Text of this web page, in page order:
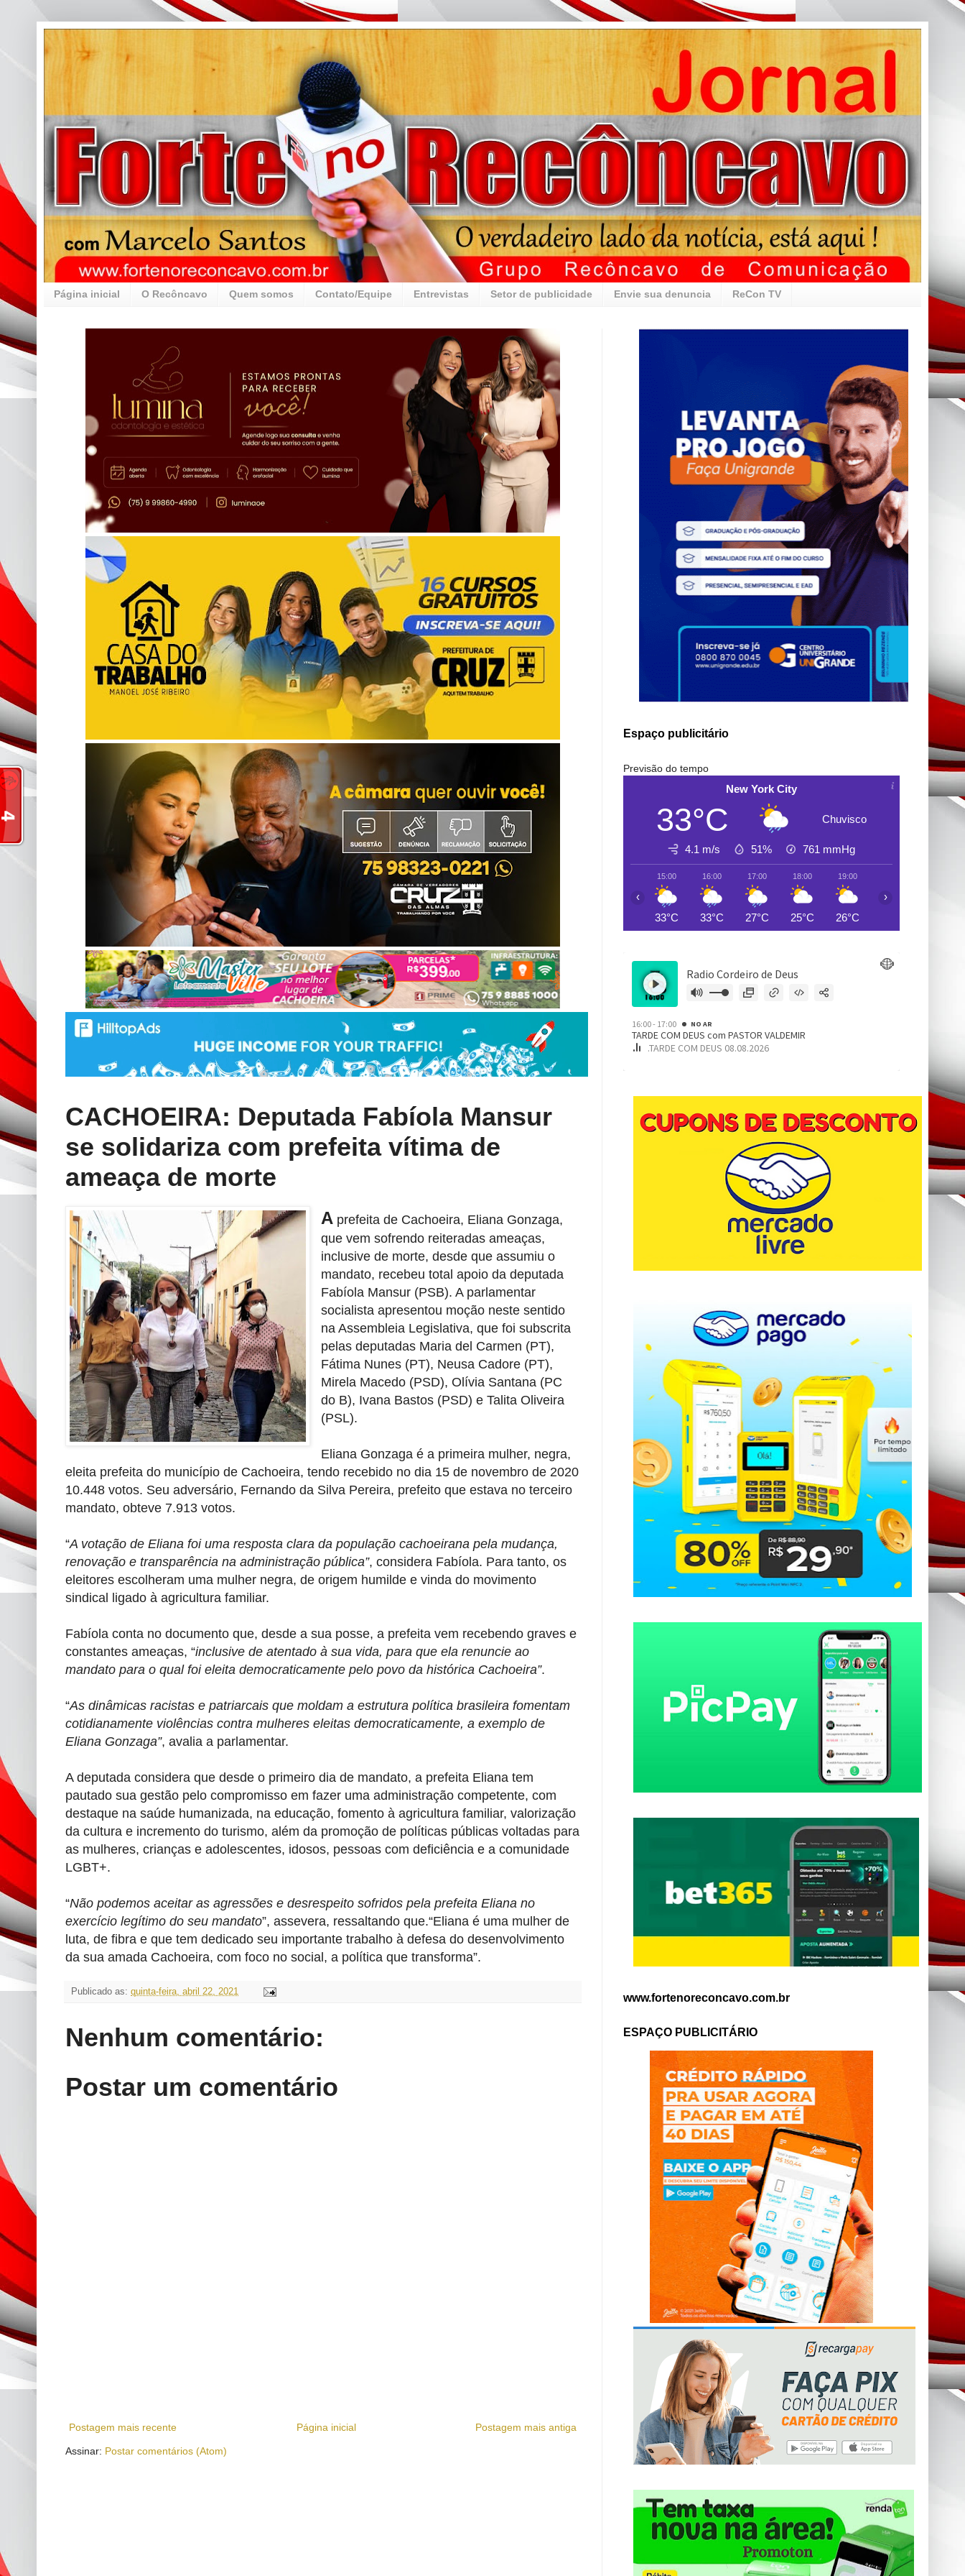
Página inicial O Recôncavo Quem somos Contato/Equipe Entrevistas Setor de publicidade Envie sua denuncia ReCon TV
CACHOEIRA: Deputada Fabíola Mansur
se solidariza com prefeita vítima de
ameaça de morte
A prefeita de Cachoeira, Eliana Gonzaga,
que vem sofrendo reiteradas ameaças,
inclusive de morte, desde que assumiu o
mandato, recebeu total apoio da deputada
Fabíola Mansur (PSB). A parlamentar
socialista apresentou moção neste sentido
na Assembleia Legislativa, que foi subscrita
pelas deputadas Maria del Carmen (PT),
Fátima Nunes (PT), Neusa Cadore (PT),
Mirela Macedo (PSD), Olívia Santana (PC
do B), Ivana Bastos (PSD) e Talita Oliveira
(PSL).
Eliana Gonzaga é a primeira mulher, negra,
eleita prefeita do município de Cachoeira, tendo recebido no dia 15 de novembro de 2020
10.448 votos. Seu adversário, Fernando da Silva Pereira, prefeito que estava no terceiro
mandato, obteve 7.913 votos.
“A votação de Eliana foi uma resposta clara da população cachoeirana pela mudança,
renovação e transparência na administração pública”, considera Fabíola. Para tanto, os
eleitores escolheram uma mulher negra, de origem humilde e vinda do movimento
sindical ligado à agricultura familiar.
Fabíola conta no documento que, desde a sua posse, a prefeita vem recebendo graves e
constantes ameaças, “inclusive de atentado à sua vida, para que ela renuncie ao
mandato para o qual foi eleita democraticamente pelo povo da histórica Cachoeira”.
“As dinâmicas racistas e patriarcais que moldam a estrutura política brasileira fomentam
cotidianamente violências contra mulheres eleitas democraticamente, a exemplo de
Eliana Gonzaga”, avalia a parlamentar.
A deputada considera que desde o primeiro dia de mandato, a prefeita Eliana tem
pautado sua gestão pelo compromisso em fazer uma administração competente, com
destaque na saúde humanizada, na educação, fomento à agricultura familiar, valorização
da cultura e incremento do turismo, além da promoção de políticas públicas voltadas para
as mulheres, crianças e adolescentes, idosos, pessoas com deficiência e a comunidade
LGBT+.
“Não podemos aceitar as agressões e desrespeito sofridos pela prefeita Eliana no
exercício legítimo do seu mandato”, assevera, ressaltando que.“Eliana é uma mulher de
luta, de fibra e que tem dedicado seu importante trabalho à defesa do desenvolvimento
da sua amada Cachoeira, com foco no social, a política que transforma”.
Publicado as: quinta-feira, abril 22, 2021
Nenhum comentário:
Postar um comentário
Postagem mais recente Postagem mais antiga
Página inicial
Assinar: Postar comentários (Atom)
Espaço publicitário
Previsão do tempo
New York City
33°C Chuvisco
4.1 m/s 51% 761 mmHg
15:00
33°C
16:00
33°C
17:00
27°C
18:00
25°C
19:00
26°C
‹ ›
www.fortenoreconcavo.com.br
ESPAÇO PUBLICITÁRIO